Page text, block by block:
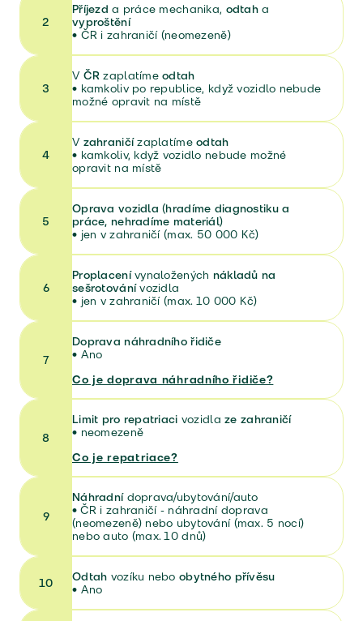
2
Příjezda práce mechanika, odtaha
vyproštění
• ČR i zahraničí (neomezeně)
3
V ČRzaplatímeodtah
• kamkoliv po republice, když vozidlo nebude
možné opravit na místě
4
V zahraničízaplatímeodtah
• kamkoliv, když vozidlo nebude možné
opravit na místě
5
Oprava vozidla (hradíme diagnostiku a
práce, nehradíme materiál)
• jen v zahraničí (max. 50 000 Kč)
6
Proplacenívynaložených nákladů na
sešrotovánívozidla
• jen v zahraničí (max. 10 000 Kč)
7
Doprava náhradního řidiče
• Ano
Co je doprava náhradního řidiče?
8
Limit pro repatriaci vozidlaze zahraničí
• neomezeně
Co je repatriace?
9
Náhradní doprava/ubytování/auto
• ČR i zahraničí - náhradní doprava
(neomezeně) nebo ubytování (max. 5 nocí)
nebo auto (max. 10 dnů)
10 Odtah vozíku neboobytného přívěsu
• Ano